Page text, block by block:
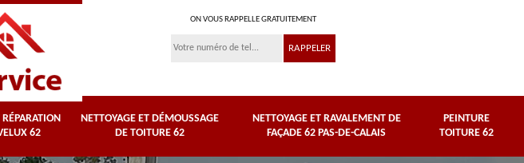
ON VOUS RAPPELLE GRATUITEMENT
RÉPARATION
62
NETTOYAGE ET DÉMOUSSAGE
DE TOITURE 62
NETTOYAGE ET RAVALEMENT DE
FAÇADE 62 PAS-DE-CALAIS
PEINTURE
TOITURE 62